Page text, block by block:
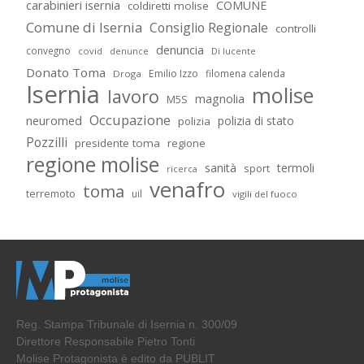
carabinieri isernia coldiretti molise COMUNE
Comune di Isernia Consiglio Regionale controlli
convegno covid denunce denuncia Di lucente
Donato Toma Droga Emilio Izzo filomena calenda
Isernia lavoro M5S magnolia molise
neuromed Occupazione polizia polizia di stato
Pozzilli presidente toma regione
regione molise ricerca sanità sport termoli
terremoto toma uil venafro vigili del fuoco
Reg. Stampa Tribunale di Isernia n. 300/09
Direttore Responsabile Pietro Tonti
Molise Protagonista è edito da PUBLIT